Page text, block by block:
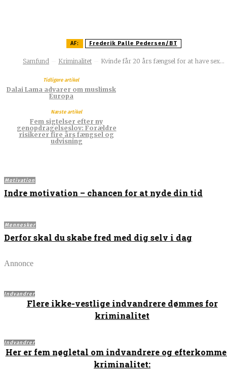
AF: Frederik Palle Pedersen/BT
Samfund Kriminalitet Kvinde får 20 års fængsel for at have sex...
Tidligere artikel
Dalai Lama advarer om muslimsk
Europa
Næste artikel
Fem sigtelser efter ny
genopdragelseslov: Forældre
risikerer fire års fængsel og
udvisning
Motivation
Indre motivation – chancen for at nyde din tid
Mennesker
Derfor skal du skabe fred med dig selv i dag
Annonce
Indvandrer
Flere ikke-vestlige indvandrere dømmes for
kriminalitet
Indvandrer
Her er fem nøgletal om indvandrere og
kriminalitet: